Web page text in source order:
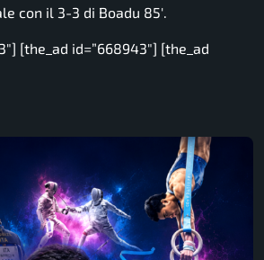
con il 3-3 di Boadu 85′.
[the_ad id=”668943″] [the_ad